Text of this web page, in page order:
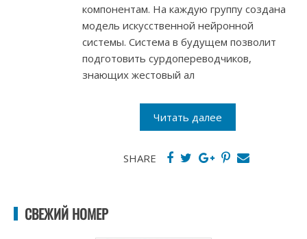
компонентам. На каждую группу создана
модель искусственной нейронной
системы. Система в будущем позволит
подготовить сурдопереводчиков,
знающих жестовый ал
Читать далее
SHARE
СВЕЖИЙ НОМЕР